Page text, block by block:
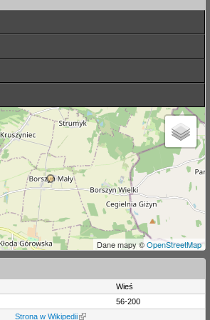
Dane mapy ©OpenStreetMap
Wieś
56-200
Strona w Wikipedii